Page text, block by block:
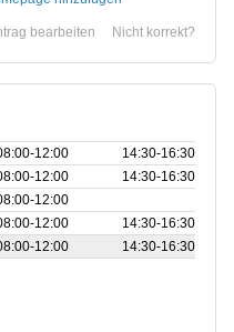
Nicht korrekt?
bearbeiten
14:30‑16:30
14:30‑16:30
14:30‑16:30
14:30‑16:30